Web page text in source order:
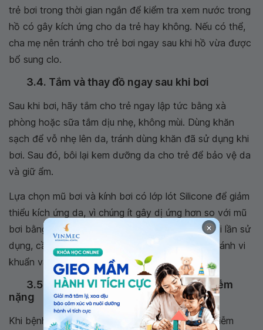
trẻ bơi trong thời gian ngắn để kiểm tra xem nước trong
hồ có gây kích ứng cho da trẻ hay không. Nếu có thể,
cha mẹ nên tránh cho trẻ bơi ngay sau khi hồ vừa được
bổ sung clo.
3.4. Tắm và thay đồ ngay sau khi bơi
Sau khi bơi, hãy tắm cho trẻ ngay lập tức bằng xà
phòng hoặc sữa tắm dịu nhẹ, không mùi. Dùng khăn
sạch để vỗ nhẹ lên da, tránh dùng khăn đã sử dụng khi
bơi. Sau đó, bôi lại kem dưỡng da cho trẻ để bảo vệ da
và giữ ẩm.
Lựa chọn mũ bơi và kính bơi có lớp lót Silicone để giảm
thiểu kích ứng da, vì chúng ít gây dị ứng hơn so với mũ
bơi bằng cao su hay các loại nhựa khác. Sau mỗi lần sử
dụng, cần rửa sạch tất cả trang thiết bị bơi để tránh vi
khuẩn và hóa chất còn sót lại.
3.5. Tránh bơi khi bệnh chàm viêm nhiễm
nặng
Khi bệnh chàm của trẻ đang ở giai đoạn viêm nhiễm
×